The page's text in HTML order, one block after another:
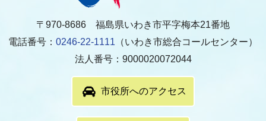
〒970-8686 福島県いわき市平字梅本21番地
電話番号： 0246-22-1111 （いわき市総合コールセンター）
法人番号：9000020072044
市役所へのアクセス